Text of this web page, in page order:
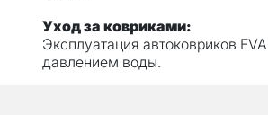
Уход за ковриками:
Эксплуатация автоковриков
давлением воды.